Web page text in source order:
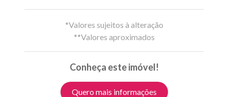
*Valores sujeitos à alteração
**Valores aproximados
Conheça este imóvel!
Quero mais informações